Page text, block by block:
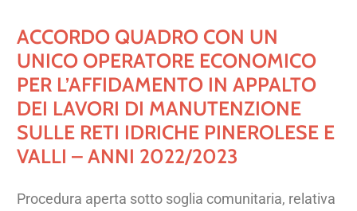
ACCORDO QUADRO CON UN
UNICO OPERATORE ECONOMICO
PER L’AFFIDAMENTO IN APPALTO
DEI LAVORI DI MANUTENZIONE
SULLE RETI IDRICHE PINEROLESE E
VALLI – ANNI 2022/2023
Procedura aperta sotto soglia comunitaria, relativa